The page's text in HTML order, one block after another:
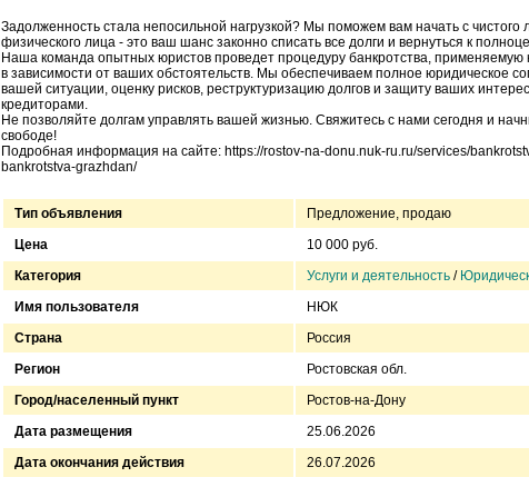
Задолженность стала непосильной нагрузкой? Мы поможем вам начать с чистого
физического лица - это ваш шанс законно списать все долги и вернуться к
Наша команда опытных юристов проведет процедуру банкротства, применяемую
в зависимости от ваших обстоятельств. Мы обеспечиваем полное юридическое
вашей ситуации, оценку рисков, реструктуризацию долгов и защиту ваших
кредиторами.
Не позволяйте долгам управлять вашей жизнью. Свяжитесь с нами сегодня и
свободе!
Подробная информация на сайте: https://rostov-na-donu.nuk-ru.ru/services/
bankrotstva-grazhdan/
Тип объявления
Предложение, продаю
Цена
10 000 руб.
Категория
Услуги и деятельность /
Имя пользователя
НЮК
Страна
Россия
Регион
Ростовская обл.
Город/населенный пункт
Ростов-на-Дону
Дата размещения
25.06.2026
Дата окончания действия
26.07.2026